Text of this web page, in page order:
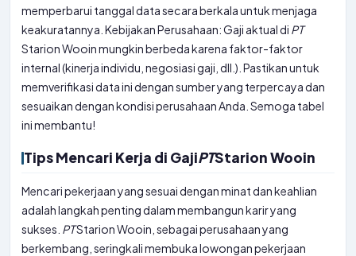
memperbarui tanggal data secara berkala untuk menjaga
keakuratannya. Kebijakan Perusahaan: Gaji aktual di PT
Starion Wooin mungkin berbeda karena faktor-faktor
internal (kinerja individu, negosiasi gaji, dll.). Pastikan untuk
memverifikasi data ini dengan sumber yang terpercaya dan
sesuaikan dengan kondisi perusahaan Anda. Semoga tabel
ini membantu!
Tips Mencari Kerja di GajiPTStarion Wooin
Mencari pekerjaan yang sesuai dengan minat dan keahlian
adalah langkah penting dalam membangun karir yang
sukses. PTStarion Wooin, sebagai perusahaan yang
berkembang, seringkali membuka lowongan pekerjaan